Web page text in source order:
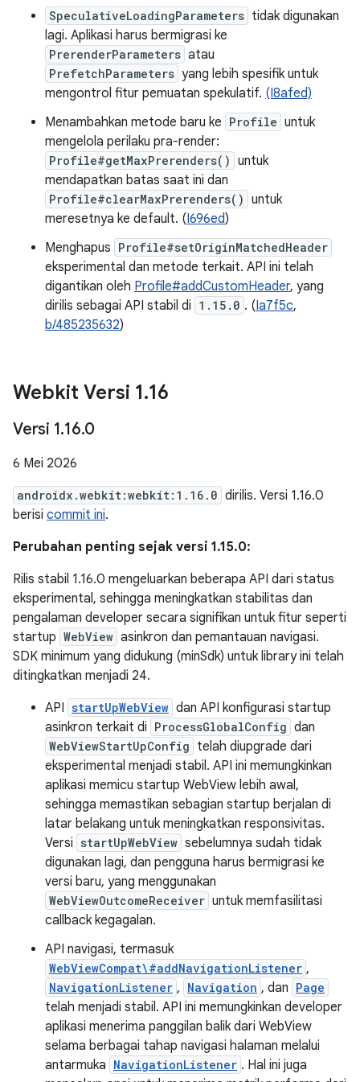
SpeculativeLoadingParameters tidak digunakan
lagi. Aplikasi harus bermigrasi ke
PrerenderParameters atau
PrefetchParameters yang lebih spesifik untuk
mengontrol fitur pemuatan spekulatif. (I8afed)
Menambahkan metode baru ke Profile untuk
mengelola perilaku pra-render:
Profile#getMaxPrerenders() untuk
mendapatkan batas saat ini dan
Profile#clearMaxPrerenders() untuk
meresetnya ke default. (I696ed)
Menghapus Profile#setOriginMatchedHeader
eksperimental dan metode terkait. API ini telah
digantikan oleh Profile#addCustomHeader, yang
dirilis sebagai API stabil di 1.15.0 . (Ia7f5c,
b/485235632)
Webkit Versi 1.16
Versi 1.16.0
6 Mei 2026
androidx.webkit:webkit:1.16.0 dirilis. Versi 1.16.0
berisi commit ini.
Perubahan penting sejak versi 1.15.0:
Rilis stabil 1.16.0 mengeluarkan beberapa API dari status
eksperimental, sehingga meningkatkan stabilitas dan
pengalaman developer secara signifikan untuk fitur seperti
startup WebView asinkron dan pemantauan navigasi.
SDK minimum yang didukung (minSdk) untuk library ini telah
ditingkatkan menjadi 24.
API startUpWebView dan API konfigurasi startup
asinkron terkait di ProcessGlobalConfig dan
WebViewStartUpConfig telah diupgrade dari
eksperimental menjadi stabil. API ini memungkinkan
aplikasi memicu startup WebView lebih awal,
sehingga memastikan sebagian startup berjalan di
latar belakang untuk meningkatkan responsivitas.
Versi startUpWebView sebelumnya sudah tidak
digunakan lagi, dan pengguna harus bermigrasi ke
versi baru, yang menggunakan
WebViewOutcomeReceiver untuk memfasilitasi
callback kegagalan.
API navigasi, termasuk
WebViewCompat\#addNavigationListener ,
NavigationListener , Navigation , dan Page
telah menjadi stabil. API ini memungkinkan developer
aplikasi menerima panggilan balik dari WebView
selama berbagai tahap navigasi halaman melalui
antarmuka NavigationListener . Hal ini juga